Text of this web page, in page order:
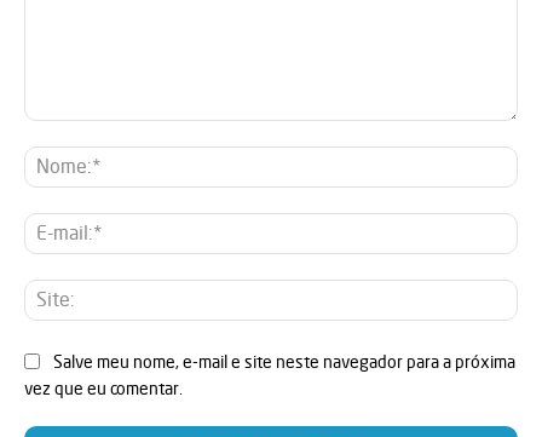
E-
Salve meu nome, e-mail e site neste navegador para a próxima
vez que eu comentar.